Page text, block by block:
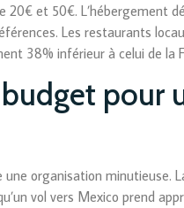
et 50€. L’hébergement
Les restaurants
38% inférieur à celui de la
pour
organisation minutieuse.
vol vers Mexico prend